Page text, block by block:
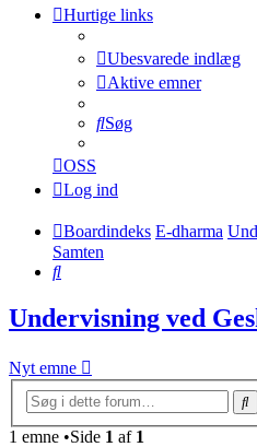
Hurtige links
Ubesvarede indlæg
Aktive emner
Søg
OSS
Log ind
Boardindeks E-dharma
Samten
Søg
Undervisning ved
Nyt emne
1 emne •Side 1 af 1